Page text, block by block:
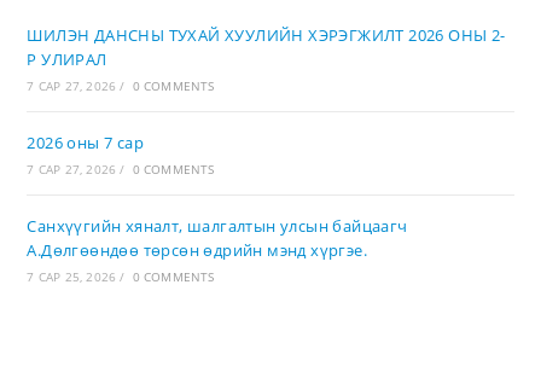
ШИЛЭН ДАНСНЫ ТУХАЙ ХУУЛИЙН ХЭРЭГЖИЛТ 2026 ОНЫ 2-
Р УЛИРАЛ
7 САР 27, 2026 / 0 COMMENTS
2026 оны 7 сар
7 САР 27, 2026 / 0 COMMENTS
Санхүүгийн хяналт, шалгалтын улсын байцаагч
А.Дөлгөөндөө төрсөн өдрийн мэнд хүргэе.
7 САР 25, 2026 / 0 COMMENTS